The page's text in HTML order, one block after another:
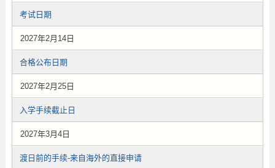
考试日期
2027年2月14日
合格公布日期
2027年2月25日
入学手续截止日
2027年3月4日
渡日前的手续-来自海外的直接申请